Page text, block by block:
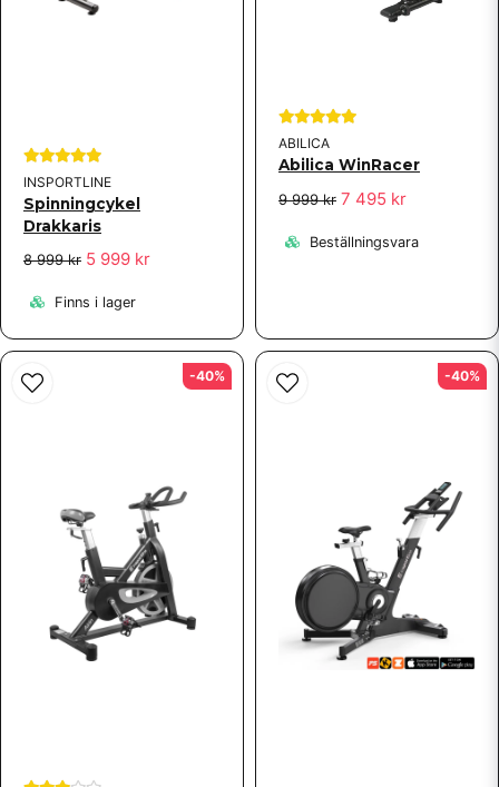
INSPORTLINE
Spinningcykel
Drakkaris
8 999 kr 5 999 kr
Finns i lager
ABILICA
Abilica WinRacer
9 999 kr 7 495 kr
Beställningsvara
-40% -40%